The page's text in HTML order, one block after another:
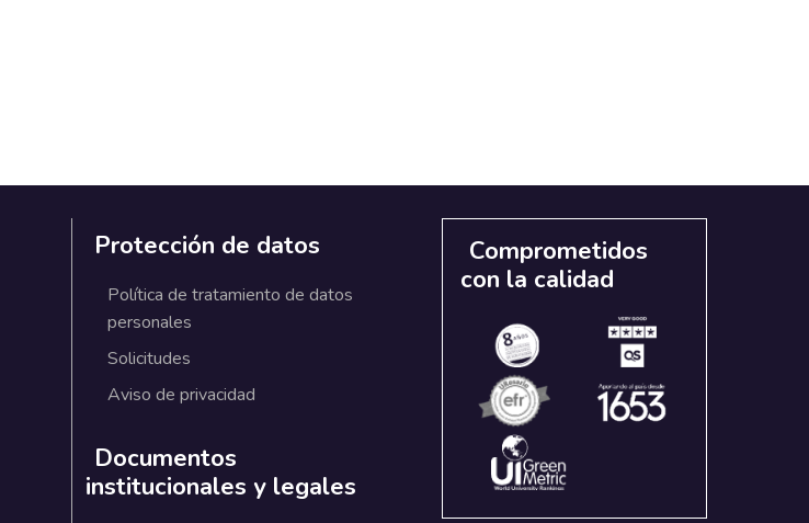
Protección de datos
Política de tratamiento de datos
personales
Solicitudes
Aviso de privacidad
Documentos
institucionales y legales
Comprometidos
con la calidad